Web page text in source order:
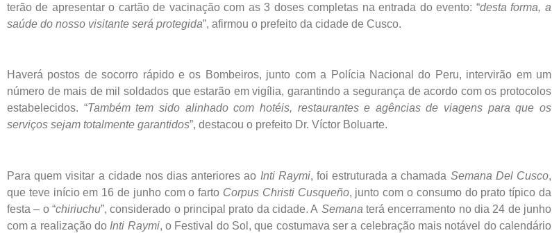
terão de apresentar o cartão de vacinação com as 3 doses completas na entrada do evento: “desta forma, a
saúde do nosso visitante será protegida”, afirmou o prefeito da cidade de Cusco.
Haverá postos de socorro rápido e os Bombeiros, junto com a Polícia Nacional do Peru, intervirão em um
número de mais de mil soldados que estarão em vigília, garantindo a segurança de acordo com os protocolos
estabelecidos. “Também tem sido alinhado com hotéis, restaurantes e agências de viagens para que os
serviços sejam totalmente garantidos”, destacou o prefeito Dr. Víctor Boluarte.
Para quem visitar a cidade nos dias anteriores ao Inti Raymi, foi estruturada a chamada Semana Del Cusco,
que teve início em 16 de junho com o farto Corpus Christi Cusqueño, junto com o consumo do prato típico da
festa – o “chiriuchu”, considerado o principal prato da cidade. A Semana terá encerramento no dia 24 de junho
com a realização do Inti Raymi, o Festival do Sol, que costumava ser a celebração mais notável do calendário